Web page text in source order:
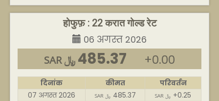
होफुफ़ : 22 करात गोल्ड रेट
06 अगस्त 2026
SAR ﷼ 485.37 +0.00
दिनांक कीमत
परिवर्तन
07 अगस्त 2026
SAR ﷼ 485.37 SAR ﷼ +0.25